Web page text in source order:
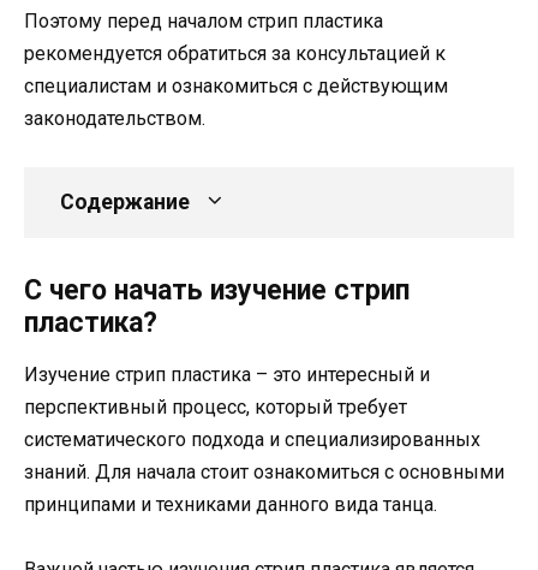
Поэтому перед началом стрип пластика
рекомендуется обратиться за консультацией к
специалистам и ознакомиться с действующим
законодательством.
Содержание
С чего начать изучение стрип
пластика?
Изучение стрип пластика – это интересный и
перспективный процесс, который требует
систематического подхода и специализированных
знаний. Для начала стоит ознакомиться с основными
принципами и техниками данного вида танца.